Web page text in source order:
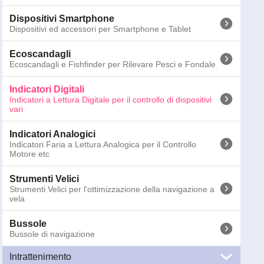
120-3290 CruzPro RP30 Ripetitore NMEA
Peso:
Prezzi IVA
Binocoli
Binocoli Marini per la nautica
Torce Emergenza
Torce di Emergenza e per la sicurezza delle attività in
Altri Segnalatori
SART, Sistemi MOB e Gas Detector
Telecamere
Telecamere marine per Sorveglianza e Navigazione
Antenne
Antenne Nautiche VHF, TV, WiFi, AIS, FM e CB
Dispositivi Smartphone
Dispositivi ed accessori per Smartphone e Tablet
Ecoscandagli
Ecoscandagli e Fishfinder per Rilevare Pesci e Fondale
Indicatori Digitali
Indicatori a Lettura Digitale per il controllo di dispositivi
vari
Indicatori Analogici
Indicatori Faria a Lettura Analogica per il Controllo
Motore etc
Strumenti Velici
Strumenti Velici per l'ottimizzazione della navigazione a
vela
Bussole
Bussole di navigazione
Intrattenimento